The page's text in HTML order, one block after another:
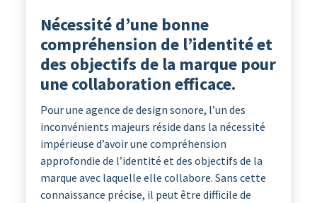
Nécessité d’une bonne
compréhension de l’identité et
des objectifs de la marque pour
une collaboration efficace.
Pour une agence de design sonore, l’un des
inconvénients majeurs réside dans la nécessité
impérieuse d’avoir une compréhension
approfondie de l’identité et des objectifs de la
marque avec laquelle elle collabore. Sans cette
connaissance précise, il peut être difficile de